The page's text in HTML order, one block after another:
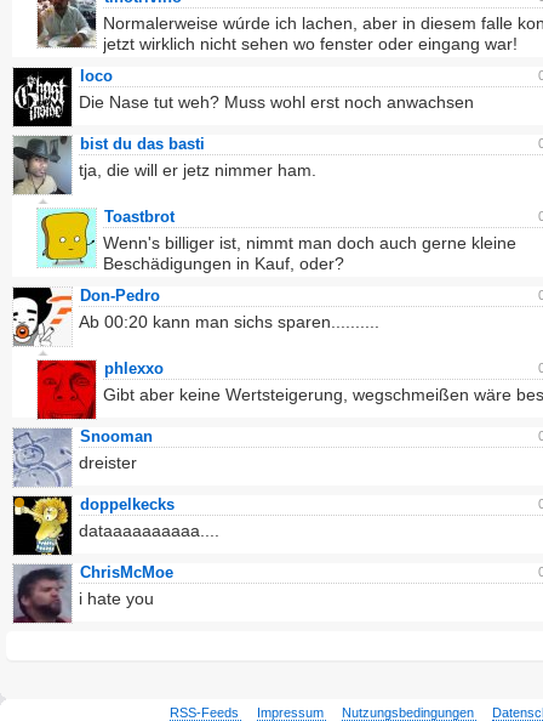
Normalerweise wúrde ich lachen, aber in diesem falle
jetzt wirklich nicht sehen wo fenster oder eingang war!
loco
Die Nase tut weh? Muss wohl erst noch anwachsen
bist du das basti
tja, die will er jetz nimmer ham.
Toastbrot
Wenn's billiger ist, nimmt man doch auch gerne kleine
Beschädigungen in Kauf, oder?
Don-Pedro
Ab 00:20 kann man sichs sparen..........
phlexxo
Gibt aber keine Wertsteigerung, wegschmeißen wäre
Snooman
dreister
doppelkecks
dataaaaaaaaaa....
ChrisMcMoe
i hate you
RSS-Feeds Impressum Nutzungsbedingungen